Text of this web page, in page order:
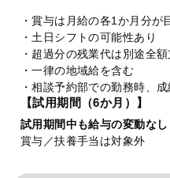
・賞与は月給の各1か月分が
・土日シフトの可能性あり
・超過分の残業代は別途全
・一律の地域給を含む
・相談予約部での勤務時、
【試用期間（6か月）】
試用期間中も給与の変動なし
賞与／扶養手当は対象外